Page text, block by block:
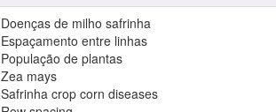
Doenças de milho safrinha
Espaçamento entre linhas
População de plantas
Zea mays
Safrinha crop corn diseases